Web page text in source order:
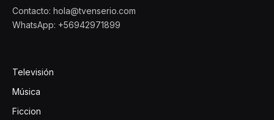
Contacto: hola@tvenserio.com
WhatsApp: +56942971899
Televisión
Música
Ficcion